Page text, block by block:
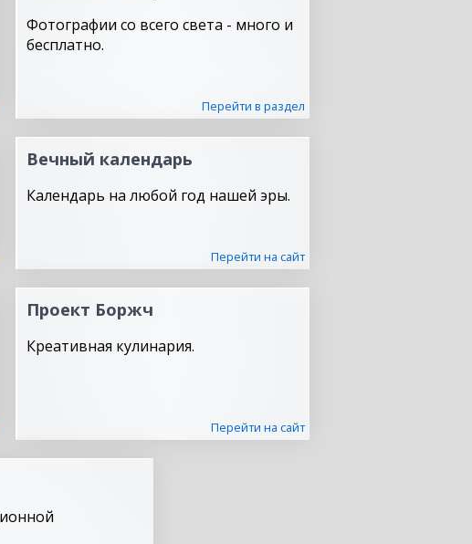
Фотографии со всего света - много и
бесплатно.
Перейти в раздел
Вечный календарь
Календарь на любой год нашей эры.
Перейти на сайт
Проект Боржч
Креативная кулинария.
Перейти на сайт